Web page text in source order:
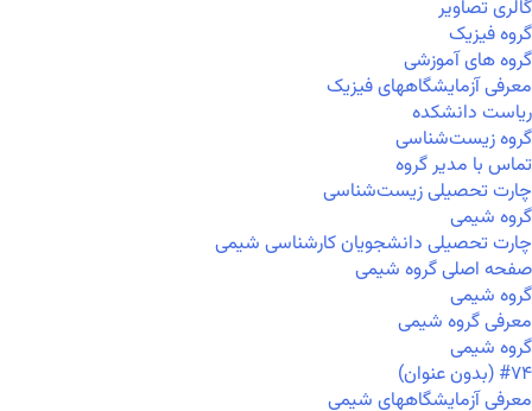
گالری تصاویر
گروه فیزیک
گروه های آموزشی
معرفی آزمایشگاههای فیزیک
ریاست دانشکده
گروه زیست‌شناسی
تماس با مدیر گروه
چارت تحصیلی زیست‌شناسی
گروه شیمی
چارت تحصیلی دانشجویان کارشناسی شیمی
صفحه اصلی گروه شیمی
گروه شیمی
معرفی گروه شیمی
گروه شیمی
#۷۴ (بدون عنوان)
معرفی آزمایشگاههای شیمی